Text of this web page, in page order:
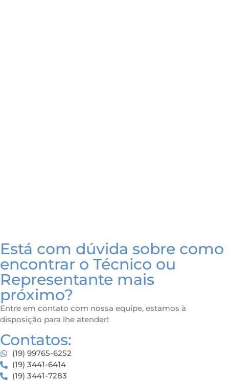
Está com dúvida sobre como
encontrar o Técnico ou
Representante mais
próximo?
Entre em contato com nossa equipe, estamos à
disposição para lhe atender!
Contatos:
(19) 99765-6252
(19) 3441-6414
(19) 3441-7283